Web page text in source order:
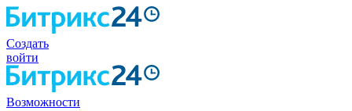
Создать
войти
Возможности